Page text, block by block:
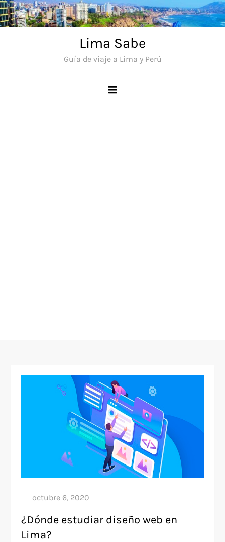
Saltar
al
Lima Sabe
Guía de viaje a Lima y Perú
¿Dónde estudiar diseño web en
Lima?